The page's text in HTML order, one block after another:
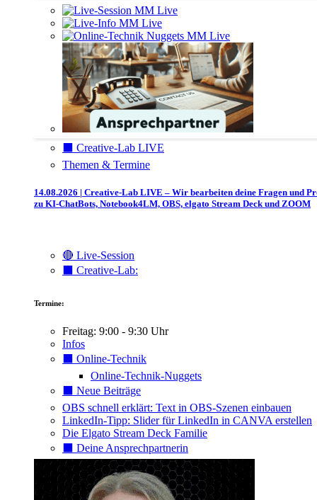
⬛️ Creative-Lab LIVE
Themen & Termine
14.08.2026 | Creative-Lab LIVE – Wir bearbeiten deine Fragen und
zu KI-ChatBots, Notebook4LM, OBS, elgato Stream Deck und ZOOM
🔴 Live-Session
⬛️ Creative-Lab:
Termine:
Freitag: 9:00 - 9:30 Uhr
Infos
⬛️ Online-Technik
Online-Technik-Nuggets
⬛️ Neue Beiträge
OBS schnell erklärt: Text in OBS-Szenen einbauen
LinkedIn-Tipp: Slider für LinkedIn in CANVA erstellen
Die Elgato Stream Deck Familie
⬛️ Deine Ansprechpartnerin